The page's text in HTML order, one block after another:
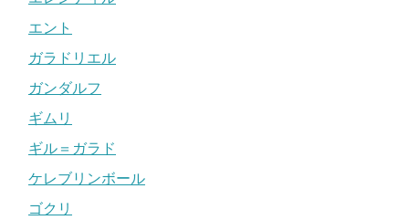
エント
ガラドリエル
ガンダルフ
ギムリ
ギル＝ガラド
ケレブリンボール
ゴクリ